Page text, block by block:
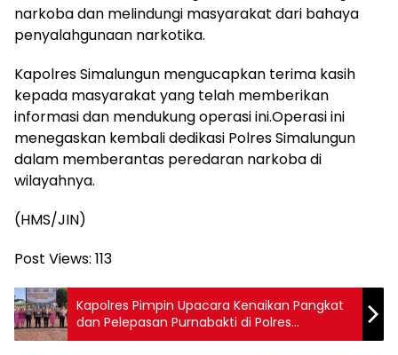
narkoba dan melindungi masyarakat dari bahaya
penyalahgunaan narkotika.
Kapolres Simalungun mengucapkan terima kasih
kepada masyarakat yang telah memberikan
informasi dan mendukung operasi ini.Operasi ini
menegaskan kembali dedikasi Polres Simalungun
dalam memberantas peredaran narkoba di
wilayahnya.
(HMS/JIN)
Post Views: 113
Kapolres Pimpin Upacara Kenaikan Pangkat
dan Pelepasan Purnabakti di Polres
Simalungun